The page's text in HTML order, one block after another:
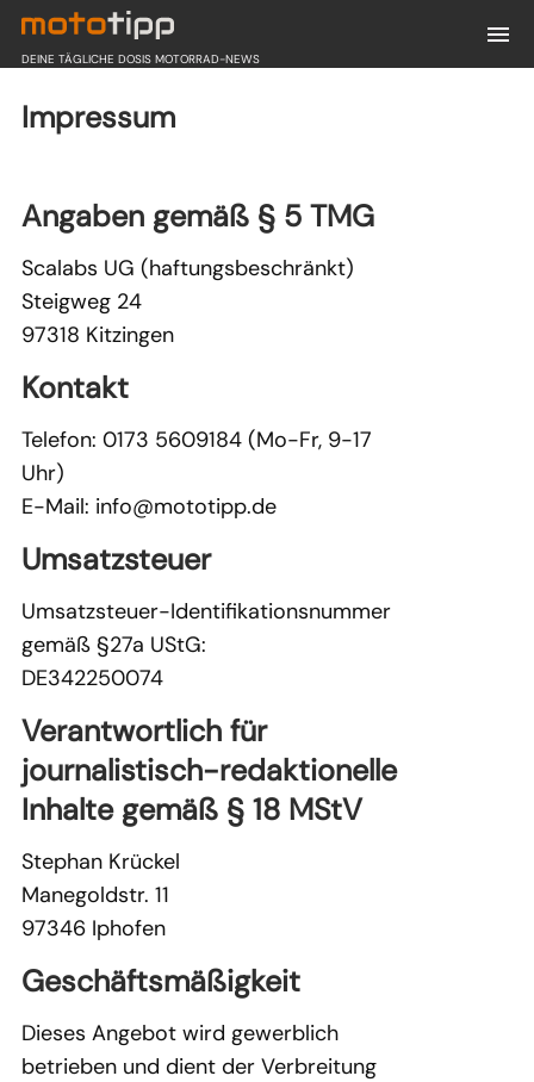
DEINE TÄGLICHE DOSIS MOTORRAD-NEWS
Impressum
Angaben gemäß § 5 TMG
Scalabs UG (haftungsbeschränkt)
Steigweg 24
97318 Kitzingen
Kontakt
Telefon: 0173 5609184 (Mo-Fr, 9-17
Uhr)
E-Mail: info@mototipp.de
Umsatzsteuer
Umsatzsteuer-Identifikationsnummer
gemäß §27a UStG:
DE342250074
Verantwortlich für
journalistisch-redaktionelle
Inhalte gemäß § 18 MStV
Stephan Krückel
Manegoldstr. 11
97346 Iphofen
Geschäftsmäßigkeit
Dieses Angebot wird gewerblich
betrieben und dient der Verbreitung